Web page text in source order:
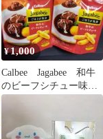
¥1,000
Calbee Jagabee 和牛
のビーフシチュー味 5
袋